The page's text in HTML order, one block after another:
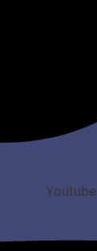
Youtube